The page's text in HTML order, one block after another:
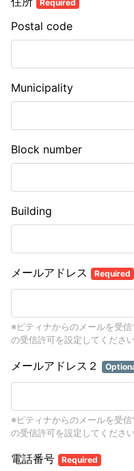
Required
Postal code
Municipality
Block number
Building
メールアドレス Required
※ピティナからのメールを受
の受信許可を設定してください
メールアドレス２
※ピティナからのメールを受
の受信許可を設定してください
電話番号 Required